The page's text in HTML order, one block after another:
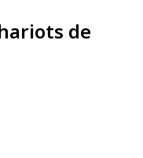
de